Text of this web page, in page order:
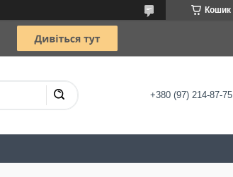
Кошик
+380 (97) 214-87-75